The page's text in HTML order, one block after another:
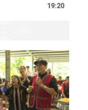
19:20